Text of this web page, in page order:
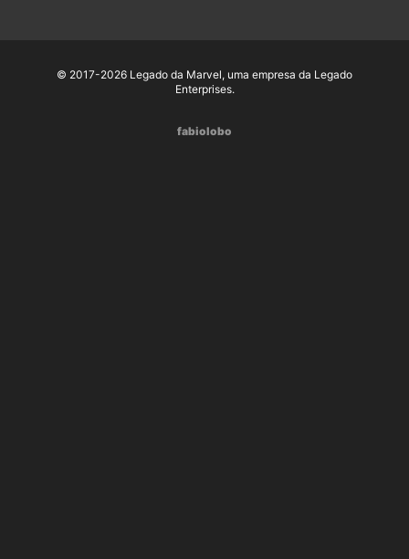
© 2017-2026 Legado da Marvel, uma empresa da Legado
Enterprises.
fabiolobo